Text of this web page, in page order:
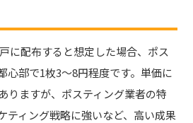
に配布すると想定した場合、ポス
心部で1枚3〜8円程度です。単価に
りますが、ポスティング業者の特
ティング戦略に強いなど、高い成果